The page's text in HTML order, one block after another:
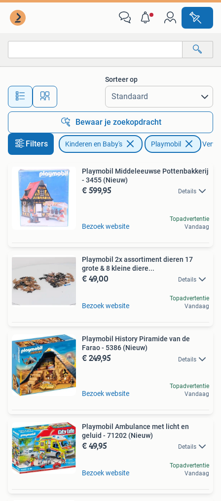
Alle afstanden…
Sorteer op
Bewaar je zoekopdracht
Filters Kinderen en Baby's Playmobil
Playmobil Middeleeuwse Pottenbakkerij
- 3455 (Nieuw)
€ 599,95 Details
Bezoek website
Topadvertentie
Vandaag
Playmobil 2x assortiment dieren 17
grote & 8 kleine diere...
€ 49,00 Details
Bezoek website
Topadvertentie
Vandaag
Playmobil History Piramide van de
Farao - 5386 (Nieuw)
€ 249,95 Details
Bezoek website
Topadvertentie
Vandaag
Playmobil Ambulance met licht en
geluid - 71202 (Nieuw)
€ 49,95 Details
Bezoek website
Topadvertentie
Vandaag